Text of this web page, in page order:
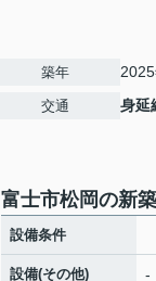
築年
交通 身延
富士市松岡の新
設備条件
設備(その他) -